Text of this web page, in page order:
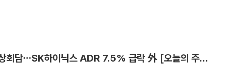
李대통령ㆍ룰라 정상회담⋯SK하이닉스 ADR 7.5% 급락 外 [오늘의 주요뉴스]